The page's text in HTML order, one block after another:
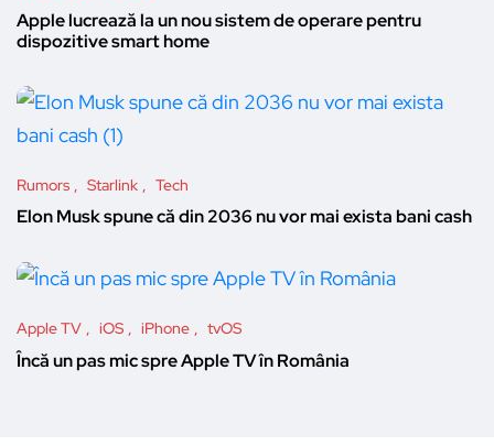
Apple lucrează la un nou sistem de operare pentru
dispozitive smart home
Rumors Starlink Tech
Elon Musk spune că din 2036 nu vor mai exista bani cash
Apple TV iOS iPhone tvOS
Încă un pas mic spre Apple TV în România